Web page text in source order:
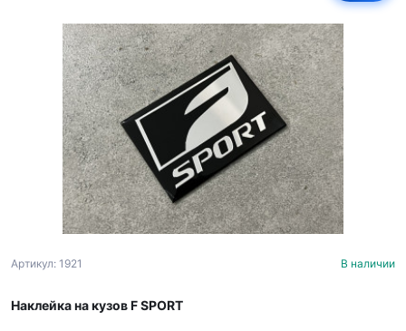
Артикул: 1921 В наличии
Наклейка на кузов F SPORT